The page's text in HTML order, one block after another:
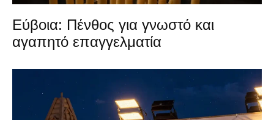
Εύβοια: Πένθος για γνωστό και
αγαπητό επαγγελματία